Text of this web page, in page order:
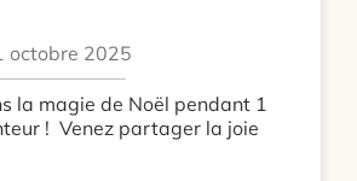
octobre 2025
la magie de Noël pendant 1
! Venez partager la joie